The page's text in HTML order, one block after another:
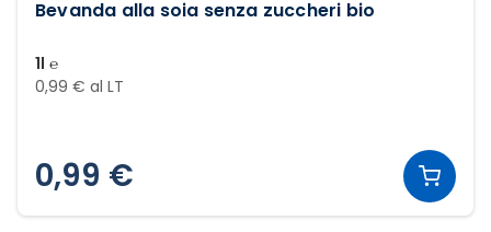
Bevanda alla soia senza zuccheri bio
1l ℮
0,99 € al LT
0,99 €